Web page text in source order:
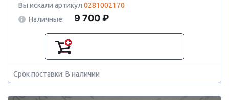
Вы искали артикул 0281002170
Наличные:
9 700 ₽
Срок поставки: В наличии